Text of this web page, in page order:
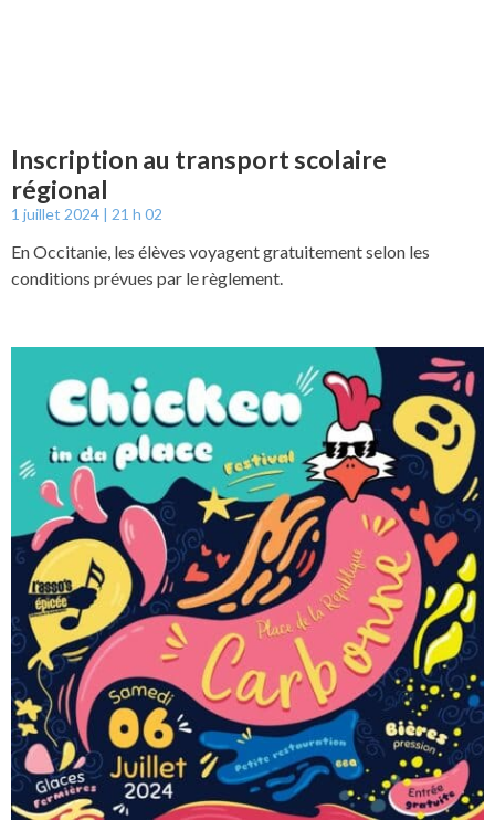
Inscription au transport scolaire
régional
1 juillet 2024 21 h 02
En Occitanie, les élèves voyagent gratuitement selon les
conditions prévues par le règlement.